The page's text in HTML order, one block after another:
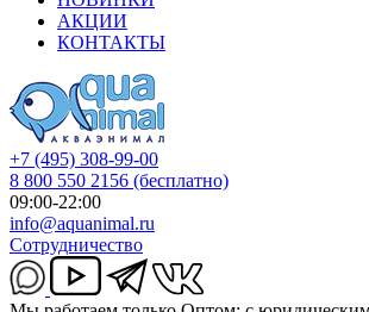
АКЦИИ
КОНТАКТЫ
+7 (495) 308-99-00
8 800 550 2156 (бесплатно)
09:00-22:00
info@aquanimal.ru
Сотрудничество